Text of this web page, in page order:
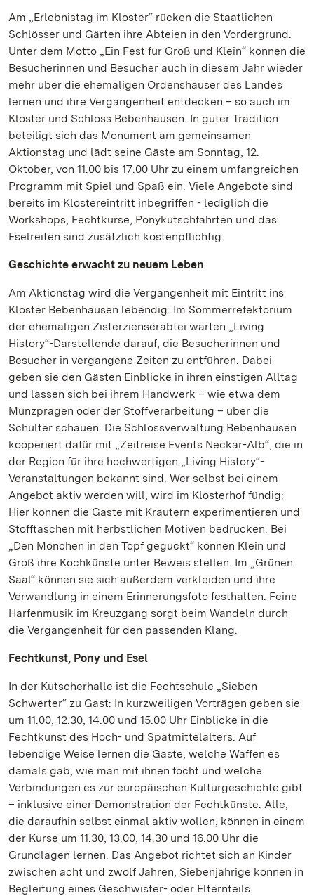
Am „Erlebnistag im Kloster“ rücken die Staatlichen
Schlösser und Gärten ihre Abteien in den Vordergrund.
Unter dem Motto „Ein Fest für Groß und Klein“ können die
Besucherinnen und Besucher auch in diesem Jahr wieder
mehr über die ehemaligen Ordenshäuser des Landes
lernen und ihre Vergangenheit entdecken – so auch im
Kloster und Schloss Bebenhausen. In guter Tradition
beteiligt sich das Monument am gemeinsamen
Aktionstag und lädt seine Gäste am Sonntag, 12.
Oktober, von 11.00 bis 17.00 Uhr zu einem umfangreichen
Programm mit Spiel und Spaß ein. Viele Angebote sind
bereits im Klostereintritt inbegriffen - lediglich die
Workshops, Fechtkurse, Ponykutschfahrten und das
Eselreiten sind zusätzlich kostenpflichtig.
Geschichte erwacht zu neuem Leben
Am Aktionstag wird die Vergangenheit mit Eintritt ins
Kloster Bebenhausen lebendig: Im Sommerrefektorium
der ehemaligen Zisterzienserabtei warten „Living
History“-Darstellende darauf, die Besucherinnen und
Besucher in vergangene Zeiten zu entführen. Dabei
geben sie den Gästen Einblicke in ihren einstigen Alltag
und lassen sich bei ihrem Handwerk – wie etwa dem
Münzprägen oder der Stoffverarbeitung – über die
Schulter schauen. Die Schlossverwaltung Bebenhausen
kooperiert dafür mit „Zeitreise Events Neckar-Alb“, die in
der Region für ihre hochwertigen „Living History“-
Veranstaltungen bekannt sind. Wer selbst bei einem
Angebot aktiv werden will, wird im Klosterhof fündig:
Hier können die Gäste mit Kräutern experimentieren und
Stofftaschen mit herbstlichen Motiven bedrucken. Bei
„Den Mönchen in den Topf geguckt“ können Klein und
Groß ihre Kochkünste unter Beweis stellen. Im „Grünen
Saal“ können sie sich außerdem verkleiden und ihre
Verwandlung in einem Erinnerungsfoto festhalten. Feine
Harfenmusik im Kreuzgang sorgt beim Wandeln durch
die Vergangenheit für den passenden Klang.
Fechtkunst, Pony und Esel
In der Kutscherhalle ist die Fechtschule „Sieben
Schwerter“ zu Gast: In kurzweiligen Vorträgen geben sie
um 11.00, 12.30, 14.00 und 15.00 Uhr Einblicke in die
Fechtkunst des Hoch- und Spätmittelalters. Auf
lebendige Weise lernen die Gäste, welche Waffen es
damals gab, wie man mit ihnen focht und welche
Verbindungen es zur europäischen Kulturgeschichte gibt
– inklusive einer Demonstration der Fechtkünste. Alle,
die daraufhin selbst einmal aktiv wollen, können in einem
der Kurse um 11.30, 13.00, 14.30 und 16.00 Uhr die
Grundlagen lernen. Das Angebot richtet sich an Kinder
zwischen acht und zwölf Jahren, Siebenjährige können in
Begleitung eines Geschwister- oder Elternteils